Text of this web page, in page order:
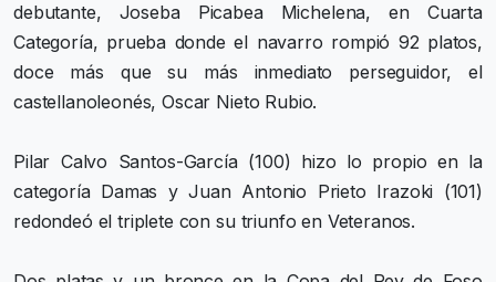
debutante, Joseba Picabea Michelena, en Cuarta
Categoría, prueba donde el navarro rompió 92 platos,
doce más que su más inmediato perseguidor, el
castellanoleonés, Oscar Nieto Rubio.
Pilar Calvo Santos-García (100) hizo lo propio en la
categoría Damas y Juan Antonio Prieto Irazoki (101)
redondeó el triplete con su triunfo en Veteranos.